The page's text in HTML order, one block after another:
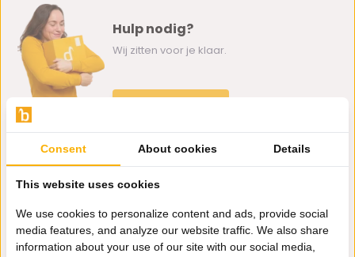
Hulp nodig?
Wij zitten voor je klaar.
klantenservice@bazaaronline.nl
Consent About cookies Details
This website uses cookies
We use cookies to personalize content and ads, provide social
media features, and analyze our website traffic. We also share
information about your use of our site with our social media,